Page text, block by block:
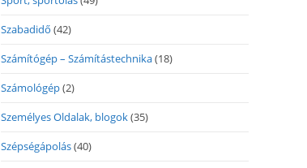
Szabadidő (42)
Számítógép – Számítástechnika(18)
Számológép(2)
Személyes Oldalak, blogok(35)
Szépségápolás(40)